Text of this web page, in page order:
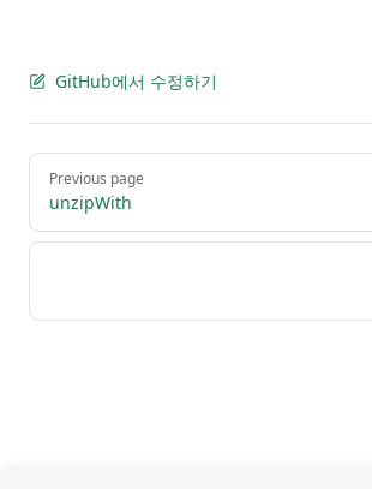
GitHub에서 수정하기
Pager
Previous page
unzipWith